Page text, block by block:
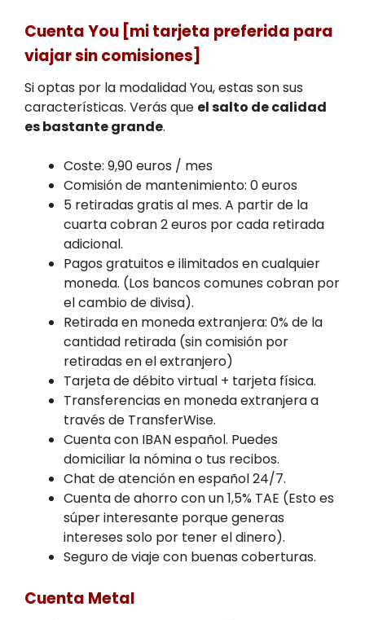
Cuenta You [mi tarjeta preferida para
viajar sin comisiones]
Si optas por la modalidad You, estas son sus
características. Verás que el salto de calidad
es bastante grande.
Coste: 9,90 euros / mes
Comisión de mantenimiento: 0 euros
5 retiradas gratis al mes. A partir de la
cuarta cobran 2 euros por cada retirada
adicional.
Pagos gratuitos e ilimitados en cualquier
moneda. (Los bancos comunes cobran por
el cambio de divisa).
Retirada en moneda extranjera: 0% de la
cantidad retirada (sin comisión por
retiradas en el extranjero)
Tarjeta de débito virtual + tarjeta física.
Transferencias en moneda extranjera a
través de TransferWise.
Cuenta con IBAN español. Puedes
domiciliar la nómina o tus recibos.
Chat de atención en español 24/7.
Cuenta de ahorro con un 1,5% TAE (Esto es
súper interesante porque generas
intereses solo por tener el dinero).
Seguro de viaje con buenas coberturas.
Cuenta Metal